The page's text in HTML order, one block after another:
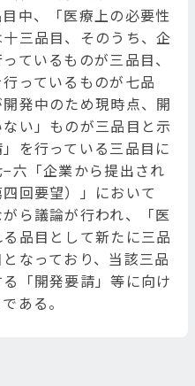
中、「医療上の必要性
三品目、そのうち、企
ているものが三品目、
っているものが七品
発中のため現時点、開
い」ものが三品目と示
を行っている三品目に
六「企業から提出され
回要望）」において
ら議論が行われ、「医
品目として新たに三品
なっており、当該三品
「開発要請」等に向け
ある。